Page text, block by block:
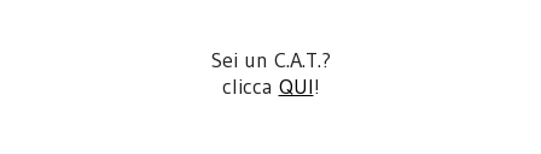
Sei un C.A.T.?
clicca QUI!